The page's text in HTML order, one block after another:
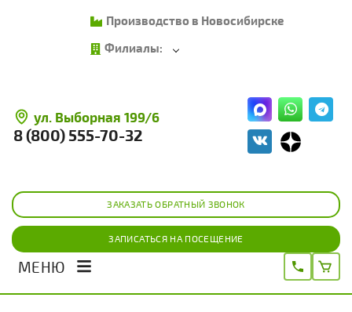
Производство в Новосибирске
Филиалы:
ул. Выборная 199/6
8 (800) 555-70-32
ЗАКАЗАТЬ ОБРАТНЫЙ ЗВОНОК
ЗАПИСАТЬСЯ НА ПОСЕЩЕНИЕ
МЕНЮ